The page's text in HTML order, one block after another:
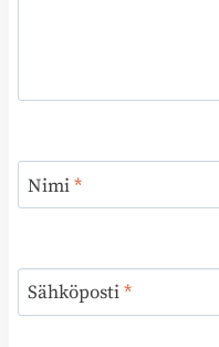
Nimi*
Sähköposti*